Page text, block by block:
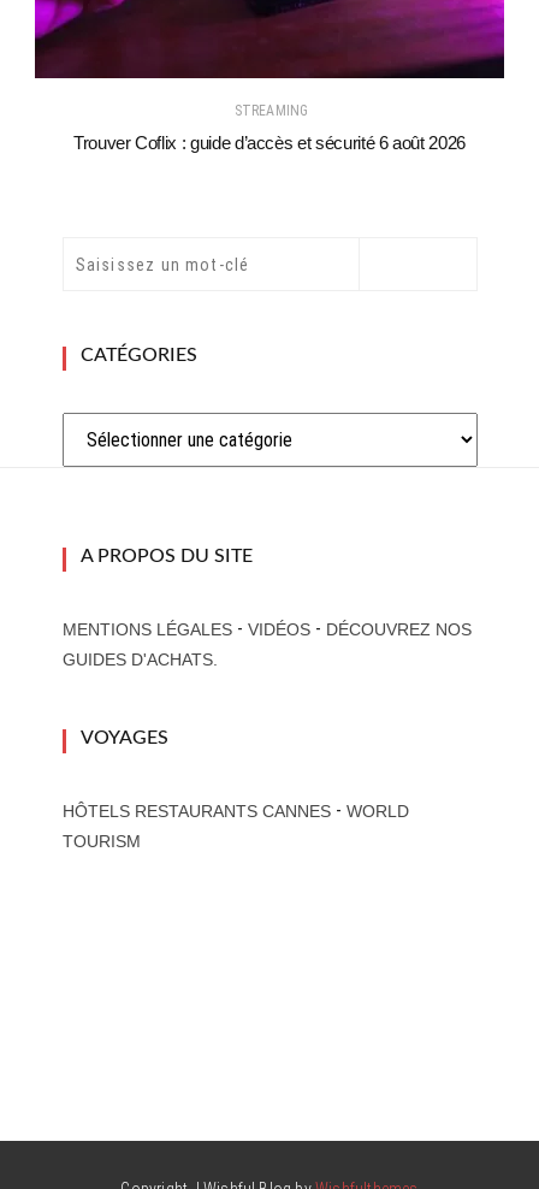
STREAMING
Trouver Coflix : guide d’accès et sécurité 6 août 2026
CATÉGORIES
A PROPOS DU SITE
MENTIONS LÉGALES- VIDÉOS- DÉCOUVREZ NOS
GUIDES D'ACHATS.
VOYAGES
HÔTELS RESTAURANTS CANNES- WORLD
TOURISM